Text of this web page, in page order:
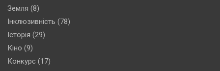
Земля (8)
Інклюзивність (78)
Історія (29)
Кіно (9)
Конкурс (17)